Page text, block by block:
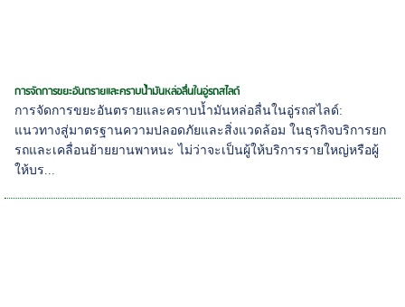
การจัดการขยะอันตรายและคราบน้ำมันหล่อลื่นในอู่รถสไลด์
การจัดการขยะอันตรายและคราบน้ำมันหล่อลื่นในอู่รถสไลด์:
แนวทางสู่มาตรฐานความปลอดภัยและสิ่งแวดล้อม ในธุรกิจบริการยก
รถและเคลื่อนย้ายยานพาหนะ ไม่ว่าจะเป็นผู้ให้บริการรายใหญ่หรือผู้
ให้บร...